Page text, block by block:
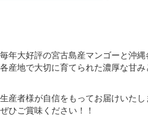
毎年大好評の宮古島産マンゴーと沖
各産地で大切に育てられた濃厚な甘み
生産者様が自信をもってお届けいたし
ぜひご賞味ください！！